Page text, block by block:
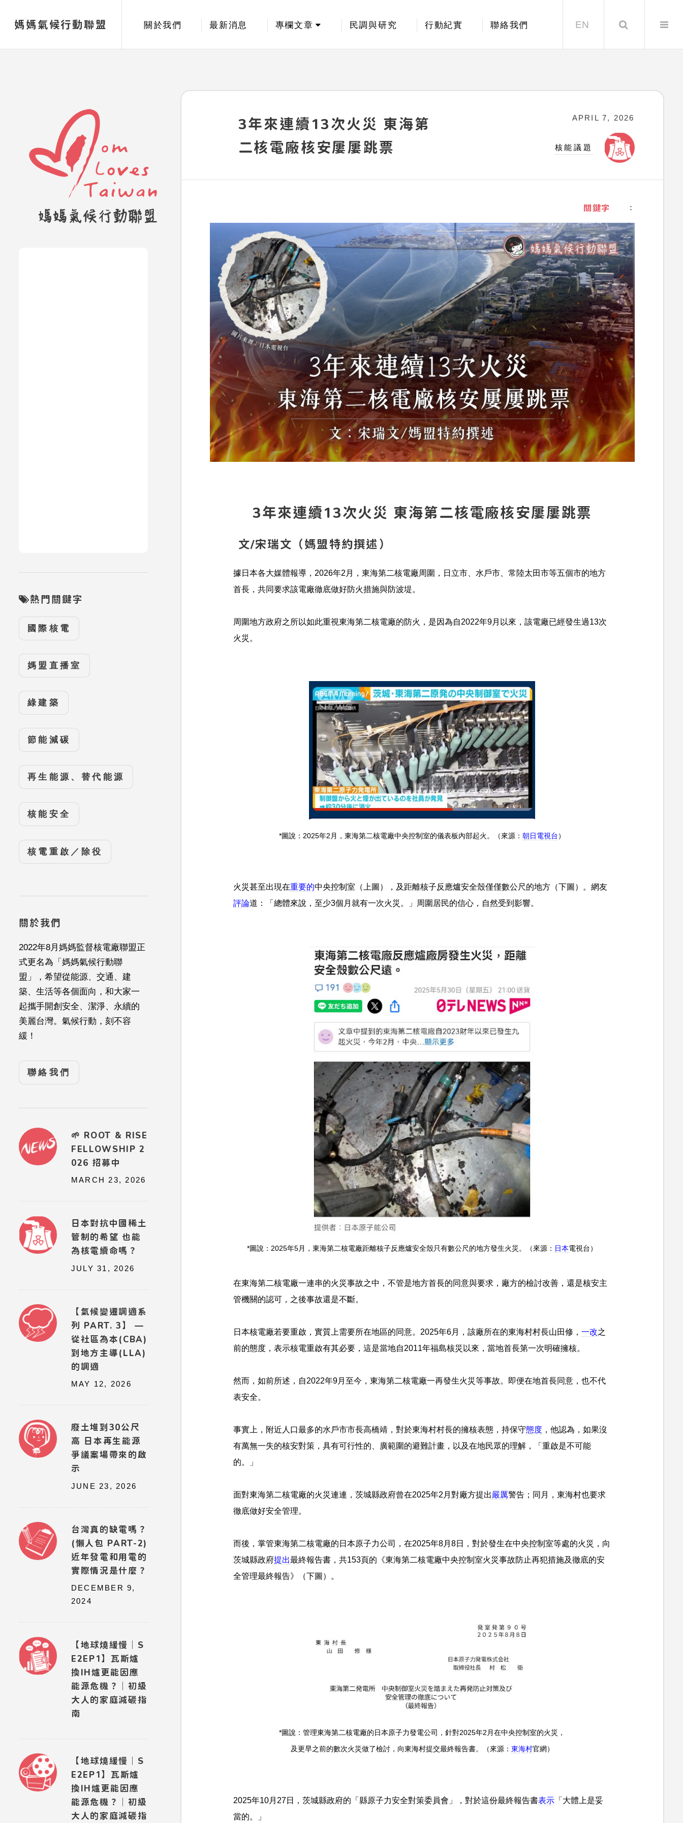
媽媽氣候行動聯盟 關於我們 最新消息 專欄文章 民調與研究 行動紀實 聯絡我們 EN Search
3年來連續13次火災 東海第
二核電廠核安屢屢跳票
APRIL 7, 2026
核能議題
關鍵字 ：
3年來連續13次火災 東海第二核電廠核安屢屢跳票
文/宋瑞文（媽盟特約撰述）
據日本各大媒體報導，2026年2月，東海第二核電廠周圍，日立市、水戶市、常陸太田市等五個市的地方
首長，共同要求該電廠徹底做好防火措施與防波堤。
周圍地方政府之所以如此重視東海第二核電廠的防火，是因為自2022年9月以來，該電廠已經發生過13次
火災。
*圖說：2025年2月，東海第二核電廠中央控制室的儀表板內部起火。（來源：朝日電視台）
火災甚至出現在重要的中央控制室（上圖），及距離核子反應爐安全殼僅僅數公尺的地方（下圖）。網友
評論道：「總體來說，至少3個月就有一次火災。」周圍居民的信心，自然受到影響。
*圖說：2025年5月，東海第二核電廠距離核子反應爐安全殼只有數公尺的地方發生火災。（來源： 日本電視台）
在東海第二核電廠一連串的火災事故之中，不管是地方首長的同意與要求，廠方的檢討改善，還是核安主
管機關的認可，之後事故還是不斷。
日本核電廠若要重啟，實質上需要所在地區的同意。2025年6月，該廠所在的東海村村長山田修，一改之
前的態度，表示核電重啟有其必要，這是當地自2011年福島核災以來，當地首長第一次明確擁核。
然而，如前所述，自2022年9月至今，東海第二核電廠一再發生火災等事故。即便在地首長同意，也不代
表安全。
事實上，附近人口最多的水戶市市長高橋靖，對於東海村村長的擁核表態，持保守態度 ，他認為，如果沒
有萬無一失的核安對策，具有可行性的、廣範圍的避難計畫，以及在地民眾的理解，「重啟是不可能
的。」
面對東海第二核電廠的火災連連，茨城縣政府曾在2025年2月對廠方提出嚴厲警告；同月，東海村也要求
徹底做好安全管理。
而後，掌管東海第二核電廠的日本原子力公司，在2025年8月8日，對於發生在中央控制室等處的火災，向
茨城縣政府提出最終報告書，共153頁的《東海第二核電廠中央控制室火災事故防止再犯措施及徹底的安
全管理最終報告》（下圖）。
*圖說：管理東海第二核電廠的日本原子力發電公司，針對2025年2月在中央控制室的火災，
及更早之前的數次火災做了檢討，向東海村提交最終報告書。（來源： 東海村官網）
2025年10月27日，茨城縣政府的「縣原子力安全對策委員會」，對於這份最終報告書表示 「大體上是妥
當的。」
熱門關鍵字
國際核電
媽盟直播室
綠建築
節能減碳
再生能源、替代能源
核能安全
核電重啟／除役
關於我們
2022年8月媽媽監督核電廠聯盟正
式更名為「媽媽氣候行動聯
盟」，希望從能源、交通、建
築、生活等各個面向，和大家一
起攜手開創安全、潔淨、永續的
美麗台灣。氣候行動，刻不容
緩！
聯絡我們
🌱 ROOT & RISE
FELLOWSHIP 2
026 招募中
MARCH 23, 2026
日本對抗中國稀土
管制的希望 也能
為核電續命嗎？
JULY 31, 2026
【氣候變遷調適系
列 PART. 3】 —
從社區為本(CBA)
到地方主導(LLA)
的調適
MAY 12, 2026
廢土堆到30公尺
高 日本再生能源
爭議案場帶來的啟
示
JUNE 23, 2026
台灣真的缺電嗎？
(懶人包 PART-2)
近年發電和用電的
實際情況是什麼？
DECEMBER 9,
2024
【地球燒緩慢｜S
E2EP1】瓦斯爐
換IH爐更能因應
能源危機？｜初級
大人的家庭減碳指
南
【地球燒緩慢｜S
E2EP1】瓦斯爐
換IH爐更能因應
能源危機？｜初級
大人的家庭減碳指